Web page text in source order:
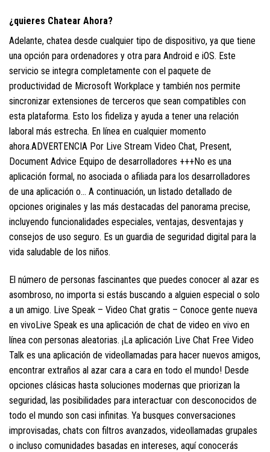
¿quieres Chatear Ahora?
Adelante, chatea desde cualquier tipo de dispositivo, ya que tiene
una opción para ordenadores y otra para Android e iOS. Este
servicio se integra completamente con el paquete de
productividad de Microsoft Workplace y también nos permite
sincronizar extensiones de terceros que sean compatibles con
esta plataforma. Esto los fideliza y ayuda a tener una relación
laboral más estrecha. En línea en cualquier momento
ahora.ADVERTENCIA Por Live Stream Video Chat, Present,
Document Advice Equipo de desarrolladores +++No es una
aplicación formal, no asociada o afiliada para los desarrolladores
de una aplicación o… A continuación, un listado detallado de
opciones originales y las más destacadas del panorama precise,
incluyendo funcionalidades especiales, ventajas, desventajas y
consejos de uso seguro. Es un guardia de seguridad digital para la
vida saludable de los niños.
El número de personas fascinantes que puedes conocer al azar es
asombroso, no importa si estás buscando a alguien especial o solo
a un amigo. Live Speak – Video Chat gratis – Conoce gente nueva
en vivoLive Speak es una aplicación de chat de video en vivo en
línea con personas aleatorias. ¡La aplicación Live Chat Free Video
Talk es una aplicación de videollamadas para hacer nuevos amigos,
encontrar extraños al azar cara a cara en todo el mundo! Desde
opciones clásicas hasta soluciones modernas que priorizan la
seguridad, las posibilidades para interactuar con desconocidos de
todo el mundo son casi infinitas. Ya busques conversaciones
improvisadas, chats con filtros avanzados, videollamadas grupales
o incluso comunidades basadas en intereses, aquí conocerás